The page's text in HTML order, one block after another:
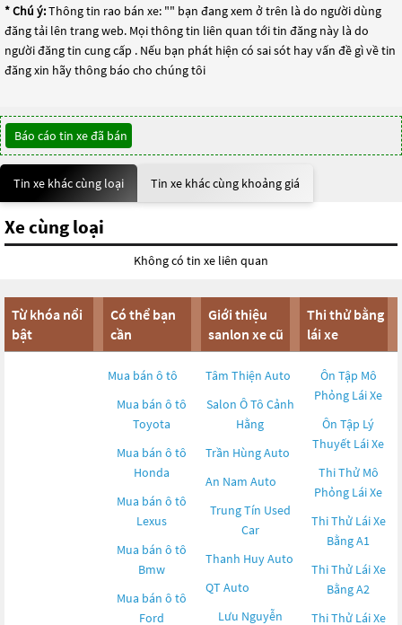
* Chú ý:Thông tin rao bán xe: "" bạn đang xem ở trên là do người dùng
đăng tải lên trang web. Mọi thông tin liên quan tới tin đăng này là do
người đăng tin cung cấp . Nếu bạn phát hiện có sai sót hay vấn đề gì về tin
đăng xin hãy thông báo cho chúng tôi
Báo cáo tin xe đã bán
Tin xe khác cùng loại Tin xe khác cùng khoảng giá
Xe cùng loại
Không có tin xe liên quan
Từ khóa nổi
bật
Có thể bạn
cần
Mua bán ô tô
Mua bán ô tô
Toyota
Mua bán ô tô
Honda
Mua bán ô tô
Lexus
Mua bán ô tô
Bmw
Mua bán ô tô
Ford
Giới thiệu
sanlon xe cũ
Tâm Thiện Auto
Salon Ô Tô Cảnh
Hằng
Trần Hùng Auto
An Nam Auto
Trung Tín Used
Car
Thanh Huy Auto
QT Auto
Lưu Nguyễn
Thi thử bằng
lái xe
Ôn Tập Mô
Phỏng Lái Xe
Ôn Tập Lý
Thuyết Lái Xe
Thi Thử Mô
Phỏng Lái Xe
Thi Thử Lái Xe
Bằng A1
Thi Thử Lái Xe
Bằng A2
Thi Thử Lái Xe